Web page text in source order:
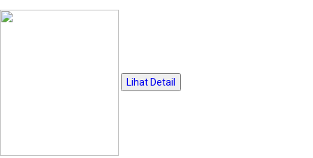
Lihat Detail